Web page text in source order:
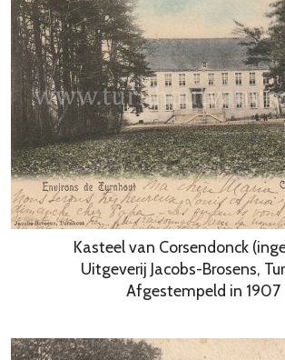
Kasteel van Corsendonck
Uitgeverij Jacobs-Brosens,
Afgestempeld in 1907